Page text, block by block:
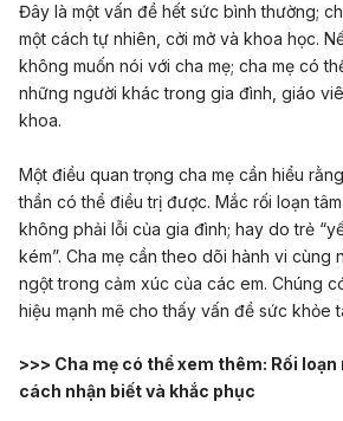
Đây là một vấn đề hết sức bình thường;
một cách tự nhiên, cởi mở và khoa học.
không muốn nói với cha mẹ; cha mẹ có
những người khác trong gia đình, giáo
khoa.
Một điều quan trọng cha mẹ cần hiểu
thần có thể điều trị được. Mắc rối loạn
không phải lỗi của gia đình; hay do trẻ
kém”. Cha mẹ cần theo dõi hành vi cùng
ngột trong cảm xúc của các em. Chúng
hiệu mạnh mẽ cho thấy vấn đề sức khỏe
>>> Cha mẹ có thể xem thêm: Rối loạn
cách nhận biết và khắc phục